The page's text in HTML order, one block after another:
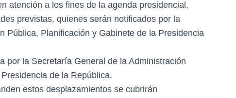
atención a los fines de la agenda presidencial,
previstas, quienes serán notificados por la
Pública, Planificación y Gabinete de la Presidencia
por la Secretaría General de la Administración
de la República.
estos desplazamientos se cubrirán